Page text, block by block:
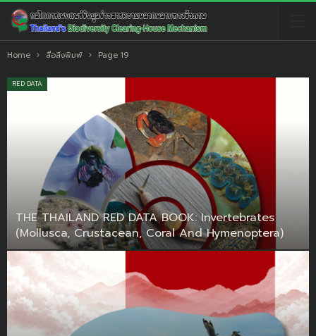
Home สื่อสิ่งพิมพ์ Page 19
RED DATA
THE THAILAND RED DATA BOOK: Invertebrates
(Mollusca, Crustacean, Coral And Hymenoptera)